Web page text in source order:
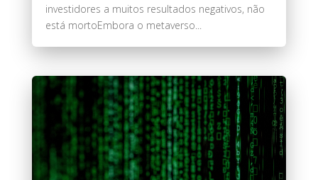
investidores a muitos resultados negativos, não
está mortoEmbora o metaverso...